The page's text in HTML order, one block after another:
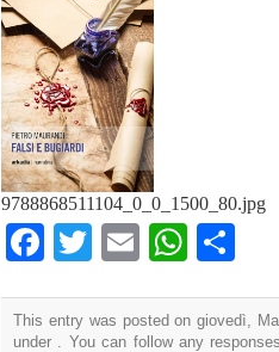
9788868511104_0_0_1500_80.jpg
Facebook
TwitterEmail
This entry was posted on giovedì,
under . You can follow any